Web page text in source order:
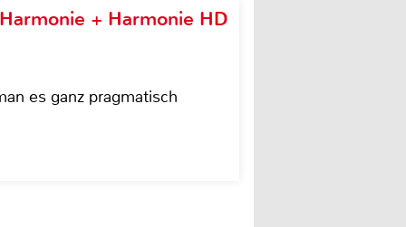
+ Harmonie HD
es ganz pragmatisch